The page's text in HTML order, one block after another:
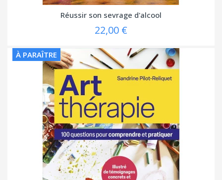
Réussir son sevrage d'alcool
22,00 €
À PARAÎTRE